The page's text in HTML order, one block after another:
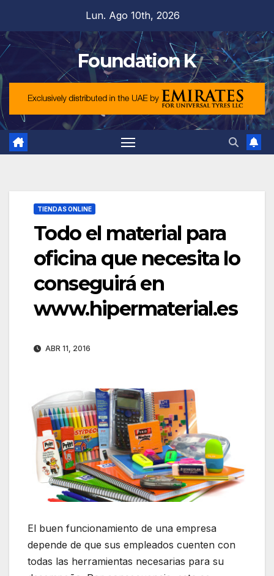
contenido
Lun. Ago 10th, 2026
Foundation K
TIENDAS ONLINE
Todo el material para
oficina que necesita lo
conseguirá en
www.hipermaterial.es
ABR 11, 2016
El buen funcionamiento de una empresa
depende de que sus empleados cuenten con
todas las herramientas necesarias para su